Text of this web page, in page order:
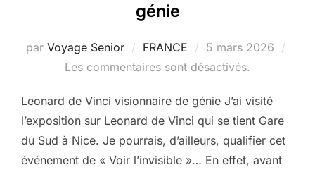
génie
par Voyage Senior FRANCE
Publié
le
5 mars 2026
Les commentaires sont désactivés.
Leonard de Vinci visionnaire de génie J’ai visité
l’exposition sur Leonard de Vinci qui se tient Gare
du Sud à Nice. Je pourrais, d’ailleurs, qualifier cet
événement de « Voir l’invisible »… En effet, avant